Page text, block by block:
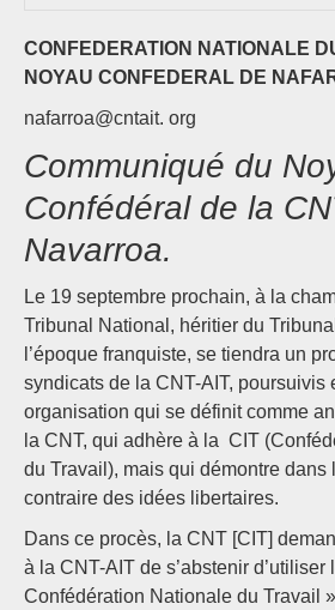
CONFEDERATION NATIONALE
NOYAU CONFEDERAL DE
nafarroa@cntait. org
Communiqué du
Confédéral de la
Navarroa.
Le 19 septembre prochain, à la
Tribunal National, héritier du
l’époque franquiste, se tiendra un
syndicats de la CNT-AIT, poursuivis
organisation qui se définit comme
la CNT, qui adhère à la CIT
du Travail), mais qui démontre dans
contraire des idées libertaires.
Dans ce procès, la CNT [CIT]
à la CNT-AIT de s’abstenir d’utiliser
Confédération Nationale du Travail